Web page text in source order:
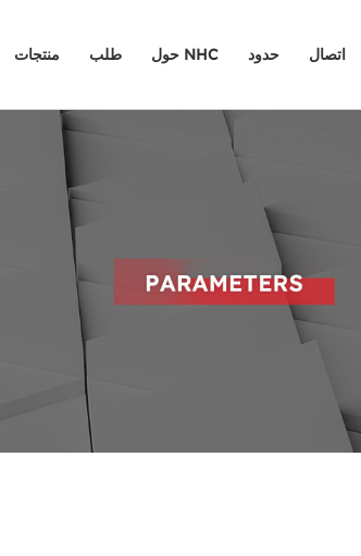
منتجات طلب حول NHC حدود اتصال